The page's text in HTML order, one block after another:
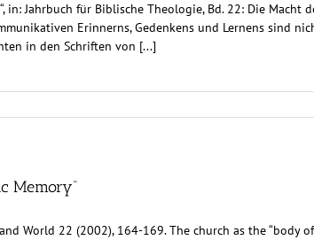
Jahrbuch für Biblische Theologie, Bd. 22: Die Macht
Erinnerns, Gedenkens und Lernens sind
in den Schriften von [...]
Memory“
World 22 (2002), 164-169. The church as the